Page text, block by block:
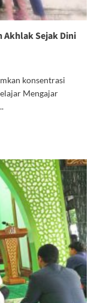
Akhlak Sejak Dini
konsentrasi
Mengajar